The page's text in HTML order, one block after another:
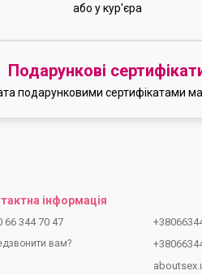
або у кур'єра
Подарункові
подарунковими сертифікатами
інформація
66 344 70 47
вам?